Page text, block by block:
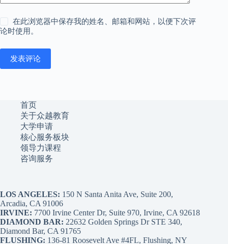
在此浏览器中保存我的姓名、邮箱和网站，以便下次评
论时使用。
发表评论
首页
关于众越教育
大学申请
核心服务板块
领导力课程
咨询服务
LOS ANGELES: 150 N Santa Anita Ave, Suite 200,
Arcadia, CA 91006
IRVINE: 7700 Irvine Center Dr, Suite 970, Irvine, CA 92618
DIAMOND BAR: 22632 Golden Springs Dr STE 340,
Diamond Bar, CA 91765
FLUSHING: 136-81 Roosevelt Ave #4FL, Flushing, NY